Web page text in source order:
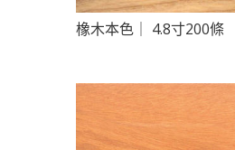
橡木本色｜ 4.8寸200條